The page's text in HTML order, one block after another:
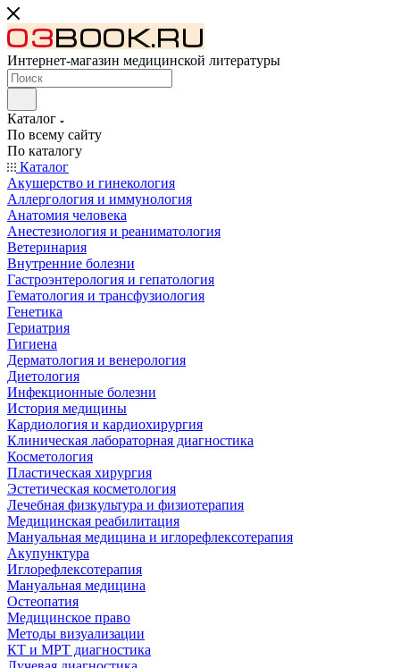
Интернет-магазин медицинской литературы
Каталог
По всему сайту
По каталогу
Каталог
Акушерство и гинекология
Аллергология и иммунология
Анатомия человека
Анестезиология и реаниматология
Ветеринария
Внутренние болезни
Гастроэнтерология и гепатология
Гематология и трансфузиология
Генетика
Гериатрия
Гигиена
Дерматология и венерология
Диетология
Инфекционные болезни
История медицины
Кардиология и кардиохирургия
Клиническая лабораторная диагностика
Косметология
Пластическая хирургия
Эстетическая косметология
Лечебная физкультура и физиотерапия
Медицинская реабилитация
Мануальная медицина и иглорефлексотерапия
Акупунктура
Иглорефлексотерапия
Мануальная медицина
Остеопатия
Медицинское право
Методы визуализации
КТ и МРТ диагностика